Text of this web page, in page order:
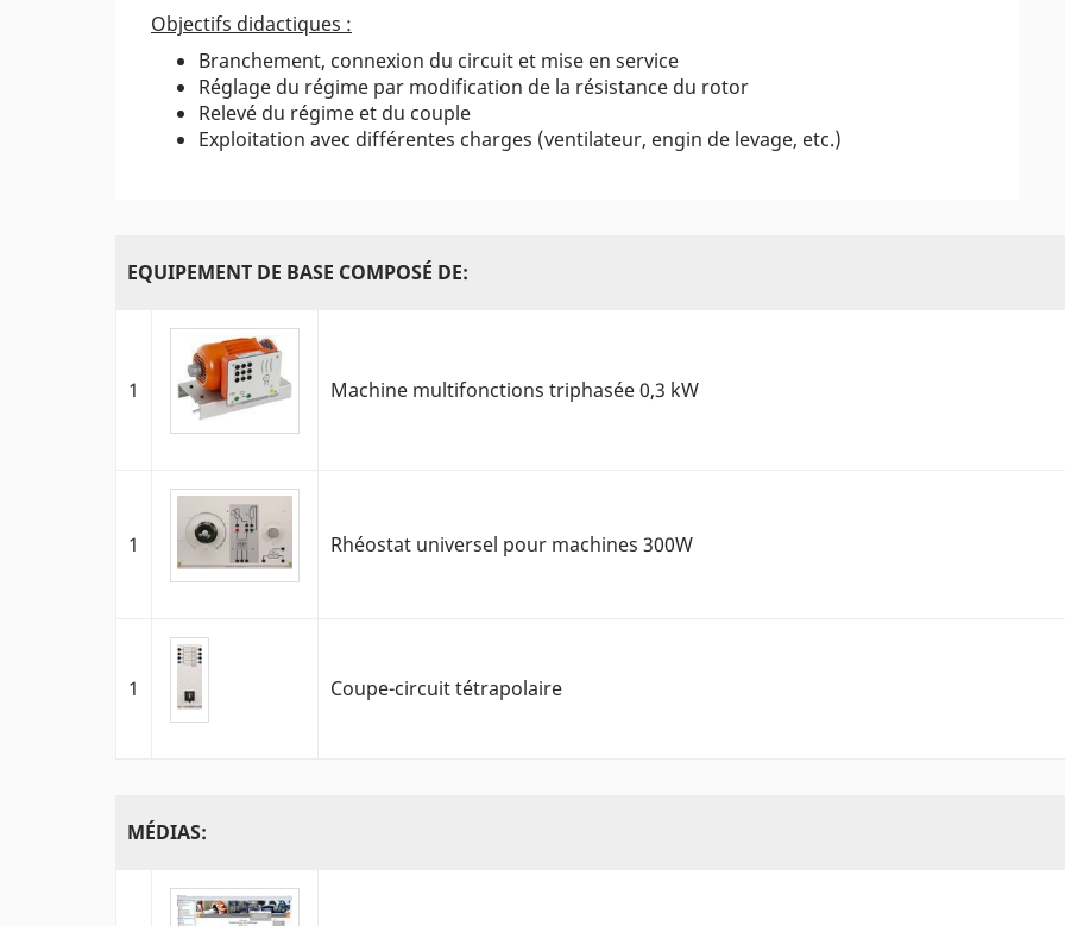
Objectifs didactiques :
Branchement, connexion du circuit et mise en service
Réglage du régime par modification de la résistance du rotor
Relevé du régime et du couple
Exploitation avec différentes charges (ventilateur, engin de levage, etc.)
EQUIPEMENT DE BASE COMPOSÉ DE:
1 Machine multifonctions triphasée 0,3 kW
1 Rhéostat universel pour machines 300W
1 Coupe-circuit tétrapolaire
MÉDIAS: